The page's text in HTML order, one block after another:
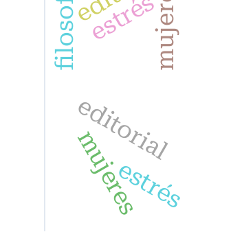
mujeres
estrés
filosofía
editorial
mujeresestrés